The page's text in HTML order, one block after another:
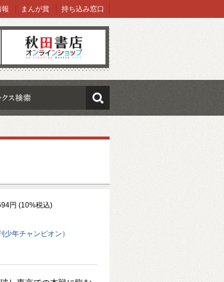
オンラインショップ
報 まんが賞 持ち込み窓口
検索
円 (10%税込)
年チャンピオン）